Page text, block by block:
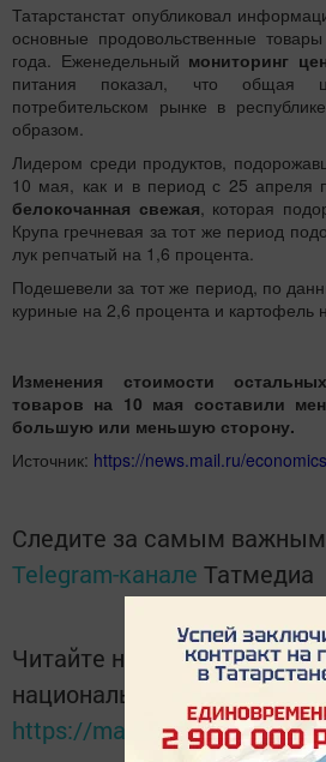
Татарстанстат опубликовал
основные продовольственные
года. Еженедельный мониторинг
питания показал, что общая
потребительском рынке в
образом.
Лидером среди продуктов,
10 мая, как и в период с 25 апреля
белокочанная свежая , которая
Крупа гречневая за тот же период
лук репчатый на 1,6 процента.
Подешевели за тот же период, по
куриные на 2,6 процента и картофель
Изменения стоимости
товаров на 10 мая составили
большую или меньшую сторону.
Источник: https://news.mail.ru/
Следите за самым
Telegram-канале Татмедиа
Читайте новости
национальном
https://max.ru/tatmedia